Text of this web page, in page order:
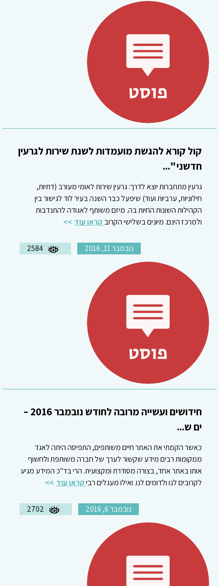
קול קורא להגשת מועמדות לשנת שירות לגרעין
חדשני "...
גרעין מתחברות יוצא לדרך: גרעין שירות לאומי מעורב (דתיות,
חילוניות, ערביות ועוד) שיפעל כבר השנה בעיר לוד לגישור בין
הקהילות השונות החיות בה. מיזם משותף לאגודה להתנדבות
ולמרכז הינם. מיונים בשלישי הקרוב קראו עוד
נובמבר 11, 2016 2584
חידושים ועשייה מרובה לחודש נובמבר 2016 –
ים ש...
כאשר הקמתי את האתר חיים משותפים, התפיסה היתה לאגד
ממקומות רבים מידע שקשור לערך של חברה משותפת ולחשוף
אותו באתר אחד, בצורה מסודרת ומקצועית. הרי בד"כ המידע מגיע
לקרובים לנו ולדומים לנו. ואילו מעגלים רביקראו עוד
נובמבר 6, 2016 2702